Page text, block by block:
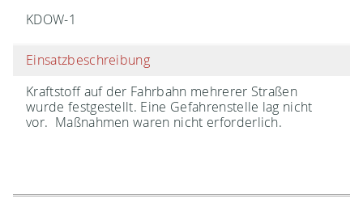
KDOW-1
Einsatzbeschreibung
Kraftstoff auf der Fahrbahn mehrerer Straßen
wurde festgestellt. Eine Gefahrenstelle lag nicht
vor. Maßnahmen waren nicht erforderlich.